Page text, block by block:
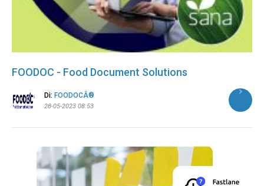
FOODOC - Food Document Solutions
Di: FOODOCÂ®
28-05-2023 08:53